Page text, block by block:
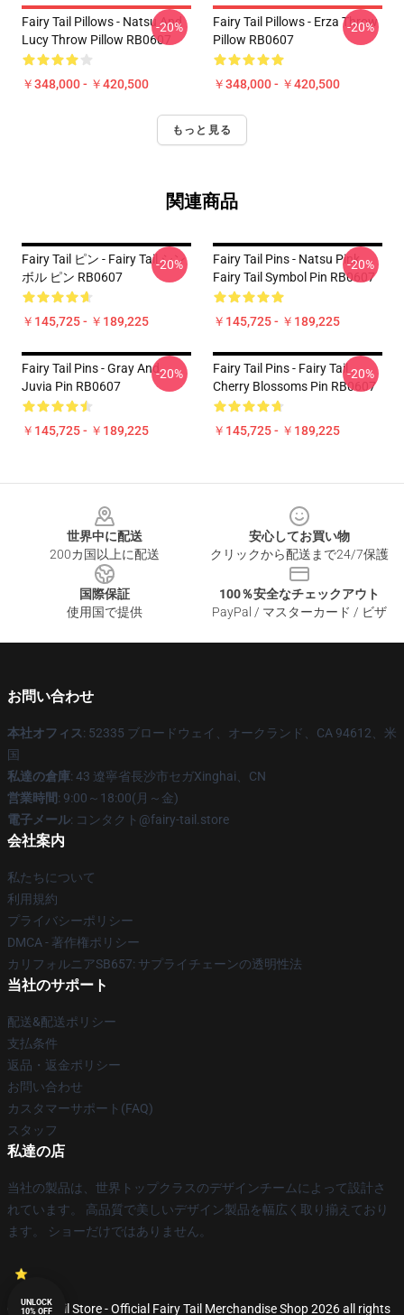
Fairy Tail Pillows - Natsu And
Lucy Throw Pillow RB0607
￥348,000 - ￥420,500
-20%
Fairy Tail Pillows - Erza Throw
Pillow RB0607
￥348,000 - ￥420,500
-20%
もっと見る
関連商品
Fairy Tail ピン - Fairy Tail シン
ボル ピン RB0607
￥145,725 - ￥189,225
-20%
Fairy Tail Pins - Natsu Pink
Fairy Tail Symbol Pin RB0607
￥145,725 - ￥189,225
-20%
Fairy Tail Pins - Gray And
Juvia Pin RB0607
￥145,725 - ￥189,225
-20%
Fairy Tail Pins - Fairy Tail
Cherry Blossoms Pin RB0607
￥145,725 - ￥189,225
-20%
世界中に配送
200カ国以上に配送
安心してお買い物
クリックから配送まで24/7保護
国際保証
使用国で提供
100％安全なチェックアウト
PayPal / マスターカード / ビザ
お問い合わせ
本社オフィス: 52335 ブロードウェイ、オークランド、CA 94612、米
国
私達の倉庫: 43 遼寧省長沙市セガXinghai、CN
営業時間: 9:00～18:00(月～金)
電子メール: コンタクト@fairy-tail.store
会社案内
私たちについて
利用規約
プライバシーポリシー
DMCA - 著作権ポリシー
カリフォルニアSB657: サプライチェーンの透明性法
当社のサポート
配送&配送ポリシー
支払条件
返品・返金ポリシー
お問い合わせ
カスタマーサポート(FAQ)
スタッフ
私達の店
当社の製品は、世界トップクラスのデザインチームによって設計さ
れています。 高品質で美しいデザイン製品を幅広く取り揃えており
ます。 ショーだけではありません。
© Fairy Tail Store - Official Fairy Tail Merchandise Shop 2026 all rights
UNLOCK
10% OFF